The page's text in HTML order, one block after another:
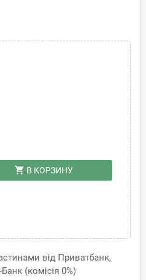
shopping_cart В КОРЗИНУ
від Приватбанк,
(комісія 0%)